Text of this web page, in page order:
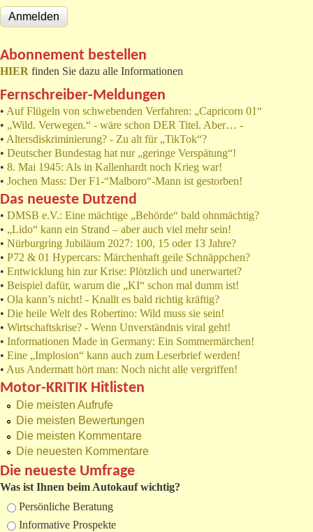
Abonnement bestellen
HIER finden Sie dazu alle Informationen
Fernschreiber-Meldungen
• Auf Flügeln von schwebenden Verfahren: „Capricorn 01“
• „Wild. Verwegen.“ - wäre schon DER Titel. Aber… -
• Altersdiskriminierung? - Zu alt für „TikTok“?
• Deutscher Bundestag hat nur „geringe Verspätung“!
• 8. Mai 1945: Als in Kallenhardt noch Krieg war!
• Jochen Mass: Der F1-“Malboro“-Mann ist gestorben!
Das neueste Dutzend
• DMSB e.V.: Eine mächtige „Behörde“ bald ohnmächtig?
• „Lido“ kann ein Strand – aber auch viel mehr sein!
• Nürburgring Jubiläum 2027: 100, 15 oder 13 Jahre?
• P72 & 01 Hypercars: Märchenhaft geile Schnäppchen?
• Entwicklung hin zur Krise: Plötzlich und unerwartet?
• Beispiel dafür, warum die „KI“ schon mal dumm ist!
• Ola kann’s nicht! - Knallt es bald richtig kräftig?
• Die heile Welt des Robertino: Wild muss sie sein!
• Wirtschaftskrise? - Wenn Unverständnis viral geht!
• Informationen Made in Germany: Ein Sommermärchen!
• Eine „Implosion“ kann auch zum Leserbrief werden!
• Aus Andermatt hört man: Noch nicht alle vergriffen!
Motor-KRITIK Hitlisten
Die meisten Aufrufe
Die meisten Bewertungen
Die meisten Kommentare
Die neuesten Kommentare
Die neueste Umfrage
Was ist Ihnen beim Autokauf wichtig?
Auswahlmöglichkeiten
Persönliche Beratung
Informative Prospekte